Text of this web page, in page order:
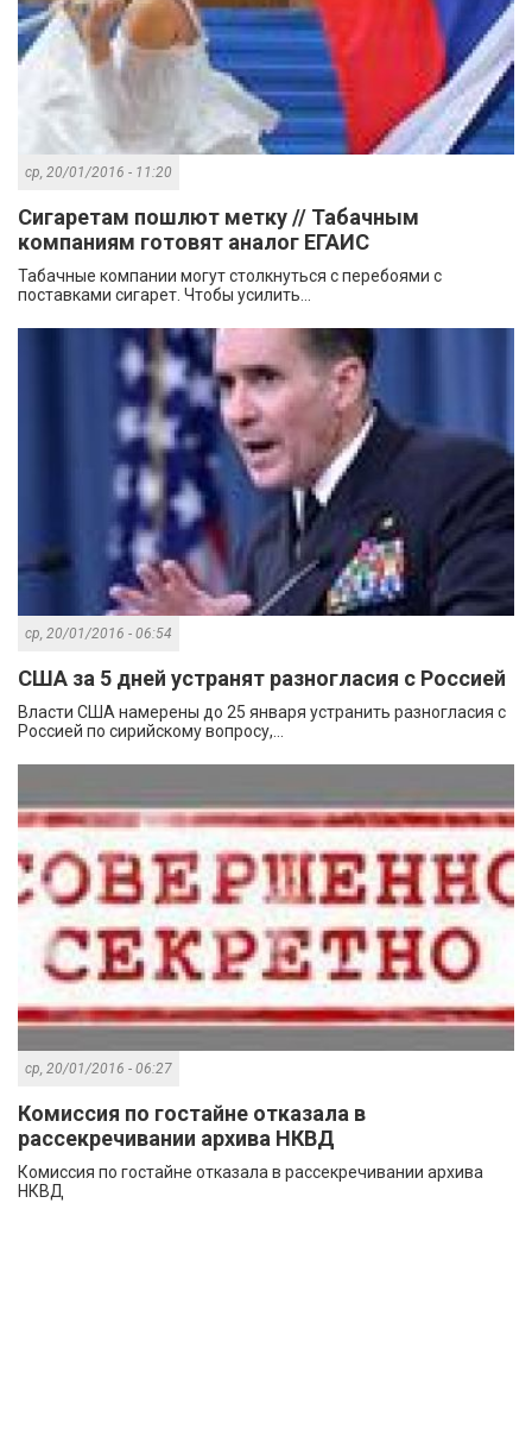
ср, 20/01/2016 - 11:20
Сигаретам пошлют метку // Табачным
компаниям готовят аналог ЕГАИС
Табачные компании могут столкнуться с перебоями с
поставками сигарет. Чтобы усилить...
ср, 20/01/2016 - 06:54
США за 5 дней устранят разногласия с Россией
Власти США намерены до 25 января устранить разногласия с
Россией по сирийскому вопросу,...
ср, 20/01/2016 - 06:27
Комиссия по гостайне отказала в
рассекречивании архива НКВД
Комиссия по гостайне отказала в рассекречивании архива
НКВД